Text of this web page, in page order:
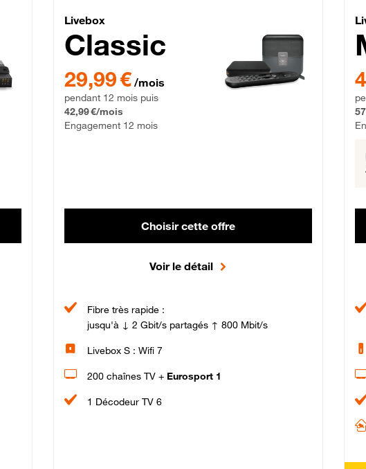
Lite Fibre
Livebox Classic Fibre
Livebox
Classic
29,99 € par mois pendant 12 mois puis 42,99 € par mois,
29,99 € /mois
pendant 12 mois puis
42,99 €/mois
Engagement 12 mois
Choisir cette offre
Voir le détail
Fibre très rapide :
jusqu'à ↓ 2 Gbit/s partagés ↑ 800 Mbit/s
Livebox S : Wifi 7
200 chaînes TV + Eurosport 1
1 Décodeur TV 6